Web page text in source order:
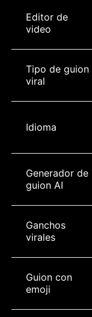
Editor de
video
Tipo de guion
viral
Idioma
Generador de
guion AI
Ganchos
virales
Guion con
emoji